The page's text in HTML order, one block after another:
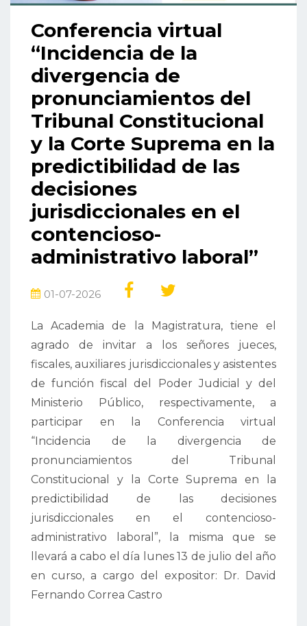
Conferencia virtual
“Incidencia de la
divergencia de
pronunciamientos del
Tribunal Constitucional
y la Corte Suprema en la
predictibilidad de las
decisiones
jurisdiccionales en el
contencioso-
administrativo laboral”
01-07-2026
La Academia de la Magistratura, tiene el
agrado de invitar a los señores jueces,
fiscales, auxiliares jurisdiccionales y asistentes
de función fiscal del Poder Judicial y del
Ministerio Público, respectivamente, a
participar en la Conferencia virtual
“Incidencia de la divergencia de
pronunciamientos del Tribunal
Constitucional y la Corte Suprema en la
predictibilidad de las decisiones
jurisdiccionales en el contencioso-
administrativo laboral”, la misma que se
llevará a cabo el día lunes 13 de julio del año
en curso, a cargo del expositor: Dr. David
Fernando Correa Castro